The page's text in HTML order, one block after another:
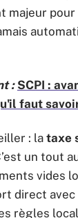
majeur pour
: SCPI :
faut
: la taxe
un tout
vides
direct
règles